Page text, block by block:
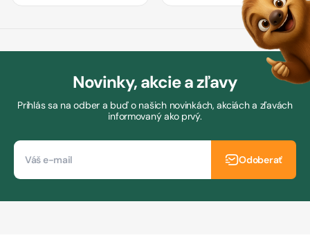
Novinky, akcie a zľavy
Prihlás sa na odber a buď o našich novinkách, akciách a zľavách
informovaný ako prvý.
Odoberať